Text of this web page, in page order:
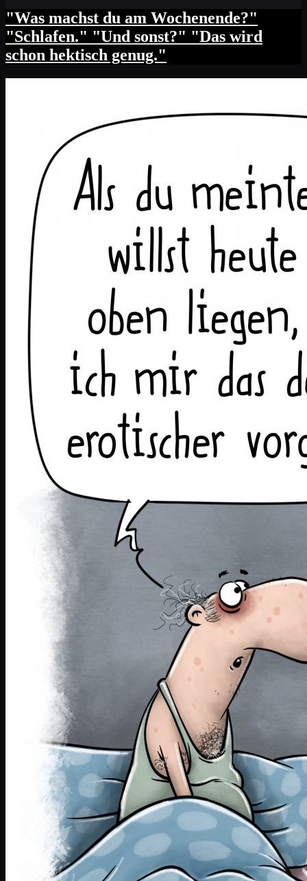
"Was machst du am Wochenende?"
"Schlafen." "Und sonst?" "Das wird
schon hektisch genug."